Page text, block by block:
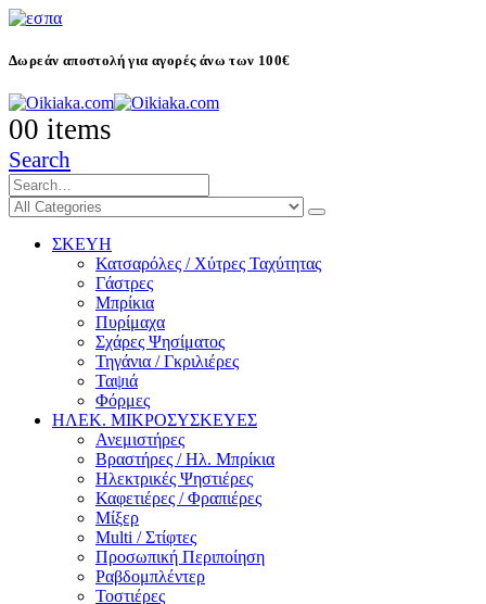
Δωρεάν αποστολή για αγορές άνω των 100€
00 items
Search
ΣΚΕΥΗ
Κατσαρόλες / Χύτρες Ταχύτητας
Γάστρες
Μπρίκια
Πυρίμαχα
Σχάρες Ψησίματος
Τηγάνια / Γκριλιέρες
Ταψιά
Φόρμες
ΗΛΕΚ. ΜΙΚΡΟΣΥΣΚΕΥΕΣ
Ανεμιστήρες
Βραστήρες / Ηλ. Μπρίκια
Ηλεκτρικές Ψηστιέρες
Καφετιέρες / Φραπιέρες
Μίξερ
Multi / Στίφτες
Προσωπική Περιποίηση
Ραβδομπλέντερ
Τοστιέρες